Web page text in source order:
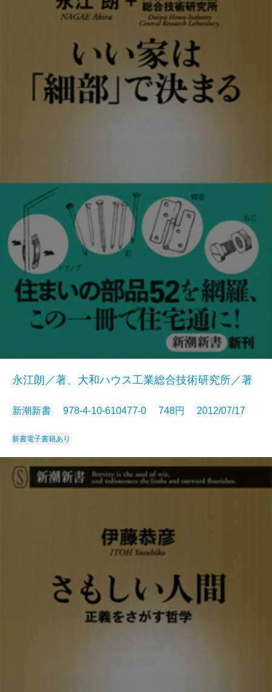
永江朗／著、大和ハウス工業総合技術研究所／著
新潮新書 978-4-10-610477-0 748円 2012/07/17
新書電子書籍あり